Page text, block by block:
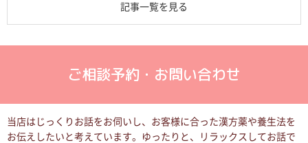
記事一覧を見る
ご相談予約・お問い合わせ
当店はじっくりお話をお伺いし、お客様に合った漢方薬や養生法を
お伝えしたいと考えています。
ゆったりと、リラックスしてお話で